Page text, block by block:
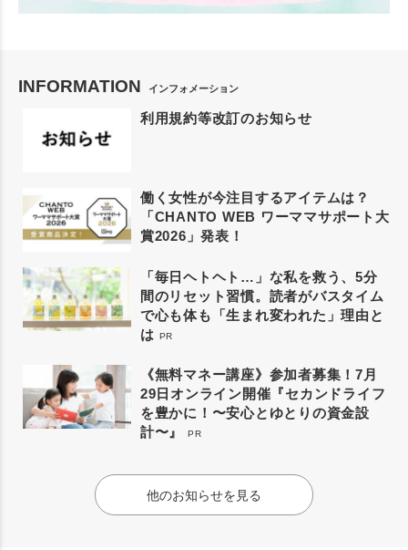
INFORMATION インフォメーション
利用規約等改訂のお知らせ
働く女性が今注目するアイテムは？
「CHANTO WEB ワーママサポート大
賞2026」発表！
「毎日ヘトヘト…」な私を救う、5分
間のリセット習慣。読者がバスタイム
で心も体も「生まれ変われた」理由と
は PR
《無料マネー講座》参加者募集！7月
29日オンライン開催『セカンドライフ
を豊かに！〜安心とゆとりの資金設
計〜』
PR
他のお知らせを見る